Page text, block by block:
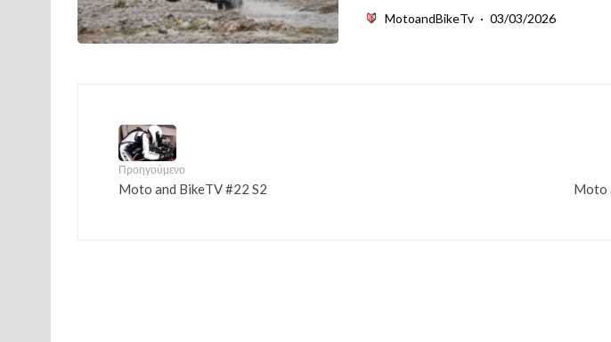
MotoandBikeTv · 03/03/2026
Προηγούμενο
Moto and BikeTV #22 S2 Moto